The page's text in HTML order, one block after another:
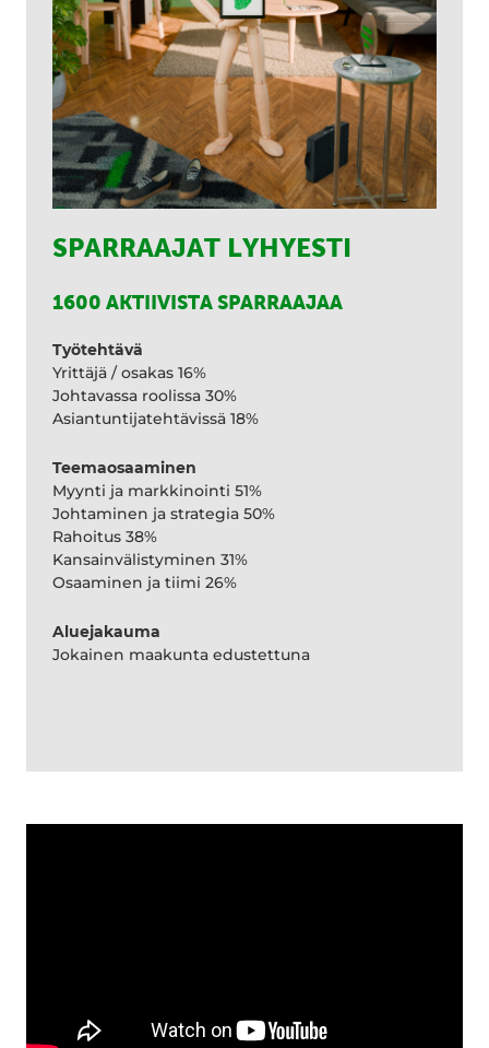
SPARRAAJAT LYHYESTI
1600 AKTIIVISTA SPARRAAJAA
Työtehtävä
Yrittäjä / osakas 16%
Johtavassa roolissa 30%
Asiantuntijatehtävissä 18%
Teemaosaaminen
Myynti ja markkinointi 51%
Johtaminen ja strategia 50%
Rahoitus 38%
Kansainvälistyminen 31%
Osaaminen ja tiimi 26%
Aluejakauma
Jokainen maakunta edustettuna